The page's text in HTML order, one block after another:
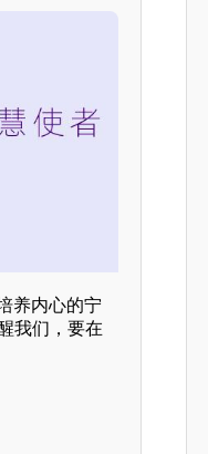
养内心的宁
我们，要在